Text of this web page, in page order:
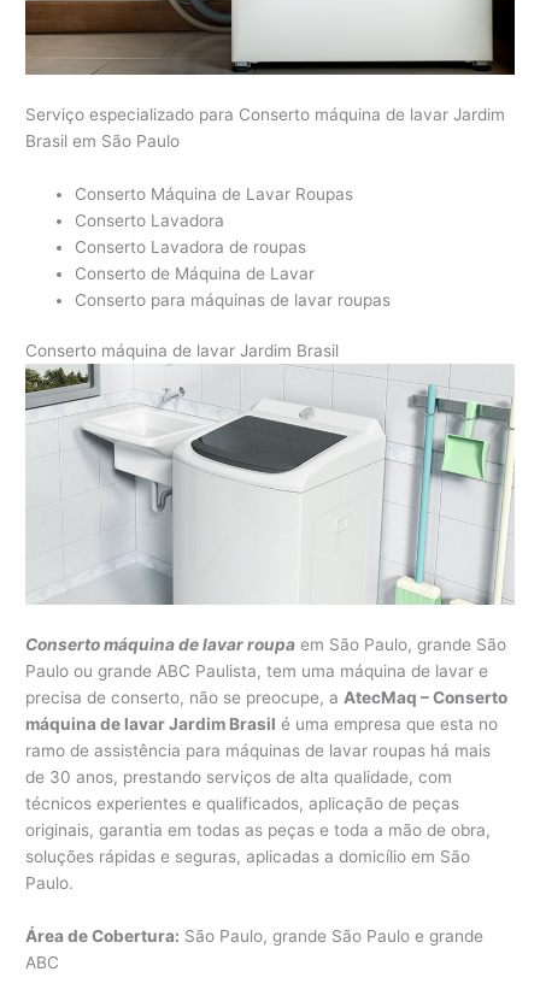
Serviço especializado para Conserto máquina de lavar Jardim
Brasil em São Paulo
Conserto Máquina de Lavar Roupas
Conserto Lavadora
Conserto Lavadora de roupas
Conserto de Máquina de Lavar
Conserto para máquinas de lavar roupas
Conserto máquina de lavar Jardim Brasil
Conserto máquina de lavar roupa em São Paulo, grande São
Paulo ou grande ABC Paulista, tem uma máquina de lavar e
precisa de conserto, não se preocupe, aAtecMaq – Conserto
máquina de lavar Jardim Brasil é uma empresa que esta no
ramo de assistência para máquinas de lavar roupas há mais
de 30 anos, prestando serviços de alta qualidade, com
técnicos experientes e qualificados, aplicação de peças
originais, garantia em todas as peças e toda a mão de obra,
soluções rápidas e seguras, aplicadas a domicílio em São
Paulo.
Área de Cobertura: São Paulo, grande São Paulo e grande
ABC